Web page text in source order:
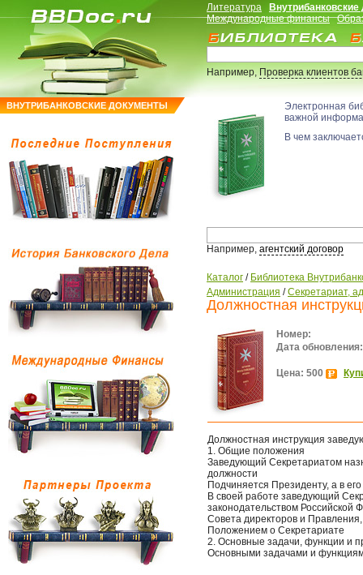
ВНУТРИБАНКОВСКИЕ ДОКУМЕНТЫ
Литература
Международные финансы
Например,Проверка клиентов
Электронная
важной
В чем
Например, агентский договор
Каталог / Библиотека
Администрация /Секретариат,
Должностная
Номер:
Дата обновления:
Цена: 500
Должностная инструкция
1. Общие положения
Заведующий Секретариатом
должности
Подчиняется Президенту, а в
В своей работе заведующий
законодательством
Совета директоров и
Положением о Секретариате
2. Основные задачи, функции и
Основными задачами и